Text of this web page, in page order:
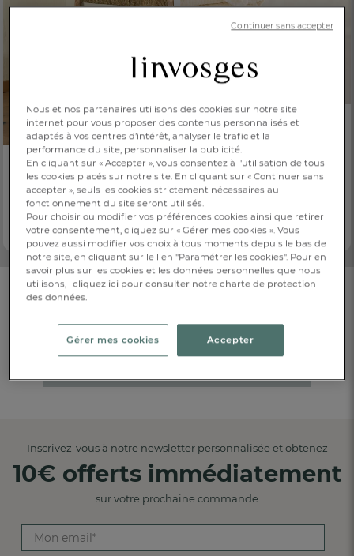
FR DE
AT
BE
CH
PRIX DOUX
Plaid et couvre-lit
Les Papyrus
Dès59,00 €
6 coloris
PRIX DOUX
Jeté de lit
Les Papyrus
Dès 59,00 €
6 coloris
Plaid et jeté rose
4,66
Inscrivez-vous à notre newsletter personnalisée et obtenez
10€ offerts immédiatement
sur votre prochaine commande
Nous et nos partenaires utilisons des cookies sur notre site
internet pour vous proposer des contenus personnalisés et
adaptés à vos centres d’intérêt, analyser le trafic et la
performance du site, personnaliser la publicité.
En cliquant sur « Accepter », vous consentez à l'utilisation de tous
les cookies placés sur notre site. En cliquant sur « Continuer sans
accepter », seuls les cookies strictement nécessaires au
fonctionnement du site seront utilisés.
Pour choisir ou modifier vos préférences cookies ainsi que retirer
votre consentement, cliquez sur « Gérer mes cookies ». Vous
pouvez aussi modifier vos choix à tous moments depuis le bas de
notre site, en cliquant sur le lien "Paramétrer les cookies". Pour en
savoir plus sur les cookies et les données personnelles que nous
utilisons, cliquez ici pour consulter notre charte de protection
des données.
Gérer mes cookies Accepter
Continuer sans accepter